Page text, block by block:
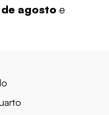
de agostoe